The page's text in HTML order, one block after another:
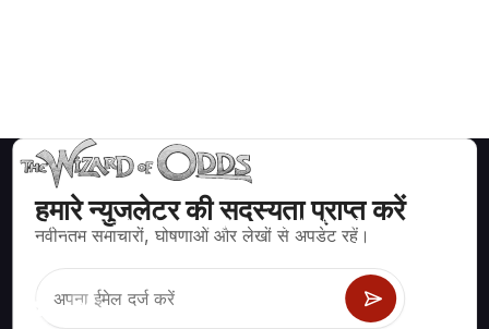
हमारे न्युजलेटर की सदस्यता प्राप्त करें
नवीनतम समाचारों, घोषणाओं और लेखों से अपडेट रहें।
ब्लैकजैक, क्रेप्स, रूलेट और अन्य सैकड़ों कैसीनो खेलों के लिए गणितीय रूप से सही